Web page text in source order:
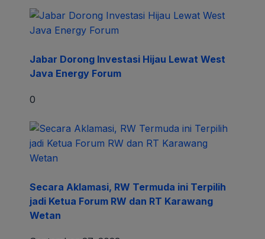
Jabar Dorong Investasi Hijau Lewat West
Java Energy Forum
0
Secara Aklamasi, RW Termuda ini Terpilih
jadi Ketua Forum RW dan RT Karawang
Wetan